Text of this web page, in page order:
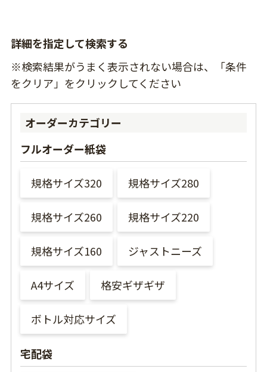
詳細を指定して検索する
※検索結果がうまく表示されない場合は、「条件
をクリア」をクリックしてください
オーダーカテゴリー
フルオーダー紙袋
規格サイズ320 規格サイズ280
規格サイズ260 規格サイズ220
規格サイズ160 ジャストニーズ
A4サイズ 格安ギザギザ
ボトル対応サイズ
宅配袋